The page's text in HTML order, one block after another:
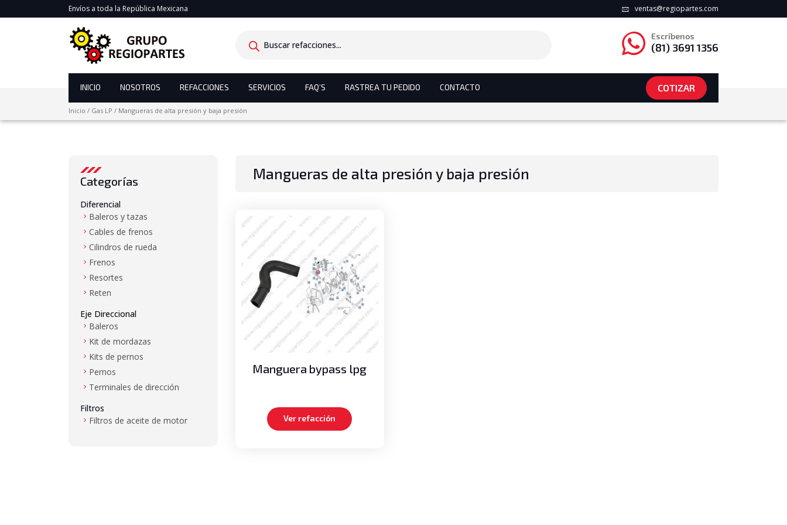
Envíos a toda la República Mexicana ventas@regiopartes.com
search Escríbenos
(81) 3691 1356
INICIO NOSOTROS REFACCIONES SERVICIOS FAQ’S RASTREA TU PEDIDO CONTACTO COTIZAR
Inicio / Gas LP / Mangueras de alta presión y baja presión
Categorías
Diferencial
Baleros y tazas
Cables de frenos
Cilindros de rueda
Frenos
Resortes
Reten
Eje Direccional
Baleros
Kit de mordazas
Kits de pernos
Pernos
Terminales de dirección
Filtros
Filtros de aceite de motor
Mangueras de alta presión y baja presión
Manguera bypass lpg
Ver refacción